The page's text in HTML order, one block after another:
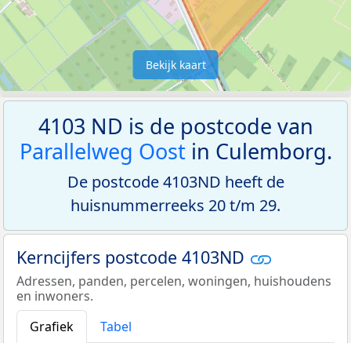
Bekijk kaart
4103 ND is de postcode van
Parallelweg Oostin Culemborg.
De postcode 4103ND heeft de
huisnummerreeks 20 t/m 29.
Kerncijfers postcode 4103ND
Adressen, panden, percelen, woningen, huishoudens
en inwoners.
Grafiek
Tabel